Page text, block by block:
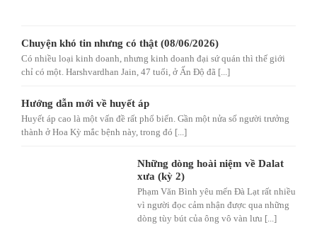
Chuyện khó tin nhưng có thật (08/06/2026)
Có nhiều loại kinh doanh, nhưng kinh doanh đại sứ quán thì thế giới
chỉ có một. Harshvardhan Jain, 47 tuổi, ở Ấn Độ đã [...]
Hướng dẫn mới về huyết áp
Huyết áp cao là một vấn đề rất phổ biến. Gần một nửa số người trưởng
thành ở Hoa Kỳ mắc bệnh này, trong đó [...]
Những dòng hoài niệm về Dalat
xưa (kỳ 2)
Phạm Văn Bình yêu mến Đà Lạt rất nhiều
vì người đọc cảm nhận được qua những
dòng tùy bút của ông vô vàn lưu [...]